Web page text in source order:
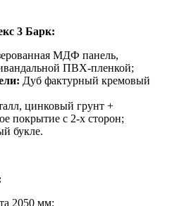
3 Барк:
МДФ панель,
ПВХ-пленкой;
Дуб фактурный кремовый
цинковый грунт +
покрытие с 2-х сторон;
букле.
2050 мм;